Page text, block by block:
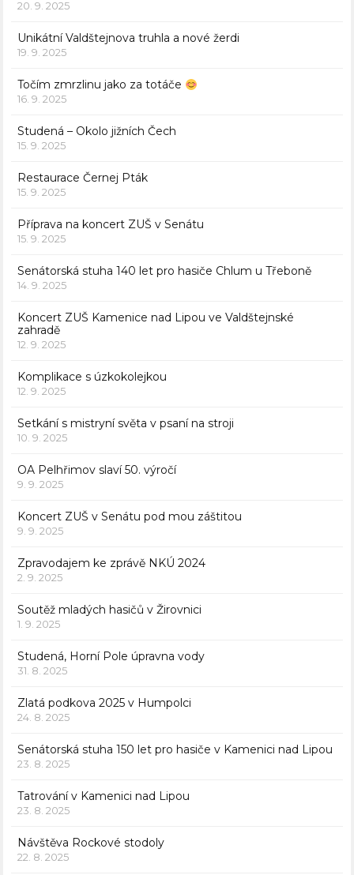
20. 9. 2025
Unikátní Valdštejnova truhla a nové žerdi
19. 9. 2025
Točím zmrzlinu jako za totáče
16. 9. 2025
Studená – Okolo jižních Čech
15. 9. 2025
Restaurace Černej Pták
15. 9. 2025
Příprava na koncert ZUŠ v Senátu
15. 9. 2025
Senátorská stuha 140 let pro hasiče Chlum u Třeboně
14. 9. 2025
Koncert ZUŠ Kamenice nad Lipou ve Valdštejnské
zahradě
12. 9. 2025
Komplikace s úzkokolejkou
12. 9. 2025
Setkání s mistryní světa v psaní na stroji
10. 9. 2025
OA Pelhřimov slaví 50. výročí
9. 9. 2025
Koncert ZUŠ v Senátu pod mou záštitou
9. 9. 2025
Zpravodajem ke zprávě NKÚ 2024
2. 9. 2025
Soutěž mladých hasičů v Žirovnici
1. 9. 2025
Studená, Horní Pole úpravna vody
31. 8. 2025
Zlatá podkova 2025 v Humpolci
24. 8. 2025
Senátorská stuha 150 let pro hasiče v Kamenici nad Lipou
23. 8. 2025
Tatrování v Kamenici nad Lipou
23. 8. 2025
Návštěva Rockové stodoly
22. 8. 2025